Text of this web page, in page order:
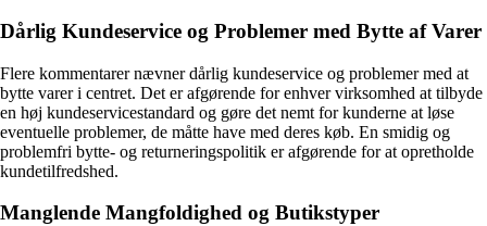
Dårlig Kundeservice og Problemer med Bytte af Varer
Flere kommentarer nævner dårlig kundeservice og problemer med at
bytte varer i centret. Det er afgørende for enhver virksomhed at tilbyde
en høj kundeservicestandard og gøre det nemt for kunderne at løse
eventuelle problemer, de måtte have med deres køb. En smidig og
problemfri bytte- og returneringspolitik er afgørende for at opretholde
kundetilfredshed.
Manglende Mangfoldighed og Butikstyper